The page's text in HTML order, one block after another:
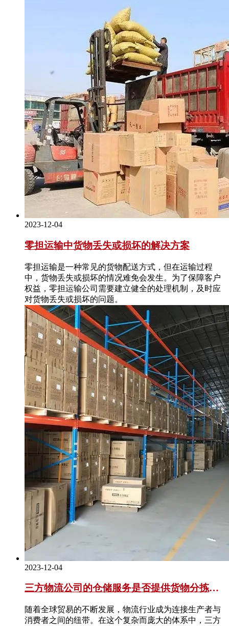
2023-12-04
零担运输中货物丢失或损坏的解决方案
零担运输是一种常见的货物配送方式，但在运输过程
中，货物丢失或损坏的情况难免会发生。为了保障客户
权益，零担运输公司需要建立健全的处理机制，及时应
对货物丢失或损坏的问题。
2023-12-04
三方物流公司的仓储服务是否提供货物分拣和
随着全球贸易的不断发展，物流行业成为连接生产者与
消费者之间的纽带。在这个复杂而庞大的体系中，三方